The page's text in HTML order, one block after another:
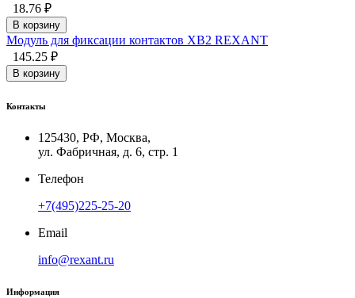
18.76 ₽
В корзину
Модуль для фиксации контактов XB2 REXANT
145.25 ₽
В корзину
Контакты
125430, РФ, Москва,
ул. Фабричная, д. 6, стр. 1
Телефон
+7(495)225-25-20
Email
info@rexant.ru
Информация